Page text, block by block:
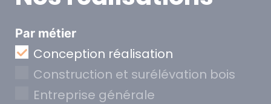
Par métier
Conception réalisation
Construction et surélévation bois
Entreprise générale